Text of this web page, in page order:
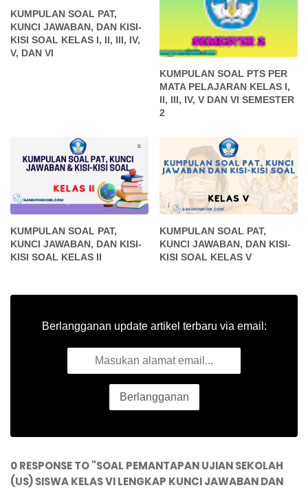
KUMPULAN SOAL PAT,
KUNCI JAWABAN, DAN KISI-
KISI SOAL KELAS I, II, III, IV,
V, DAN VI
KUMPULAN SOAL PTS PER
MATA PELAJARAN KELAS I,
II, III, IV, V DAN VI SEMESTER
2
KUMPULAN SOAL PAT,
KUNCI JAWABAN, DAN KISI-
KISI SOAL KELAS II
KUMPULAN SOAL PAT,
KUNCI JAWABAN, DAN KISI-
KISI SOAL KELAS V
Berlangganan update artikel terbaru via email:
0 RESPONSE TO "SOAL PEMANTAPAN UJIAN SEKOLAH
(US) SISWA KELAS VI LENGKAP KUNCI JAWABAN DAN